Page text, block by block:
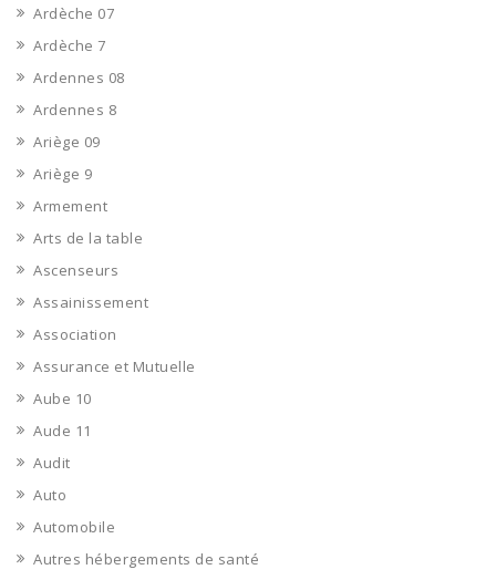
Ardèche 07
Ardèche 7
Ardennes 08
Ardennes 8
Ariège 09
Ariège 9
Armement
Arts de la table
Ascenseurs
Assainissement
Association
Assurance et Mutuelle
Aube 10
Aude 11
Audit
Auto
Automobile
Autres hébergements de santé